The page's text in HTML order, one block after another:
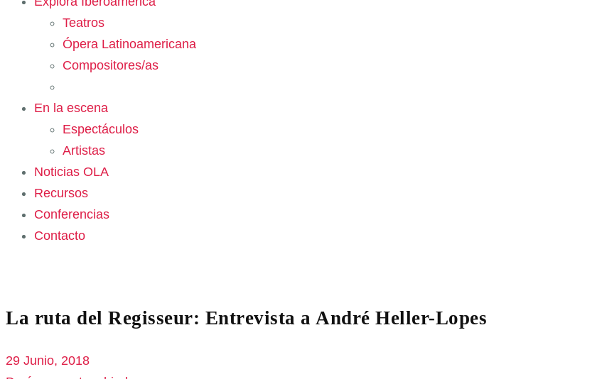
Teatros
Ópera Latinoamericana
Compositores/as
En la escena
Espectáculos
Artistas
Noticias OLA
Recursos
Conferencias
Contacto
La ruta del Regisseur: Entrevista a André Heller-Lopes
29 Junio, 2018